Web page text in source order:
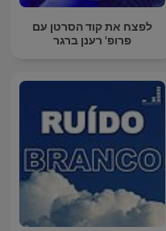
לפצח את קוד הסרטן עם
פרופ' רענן ברגר